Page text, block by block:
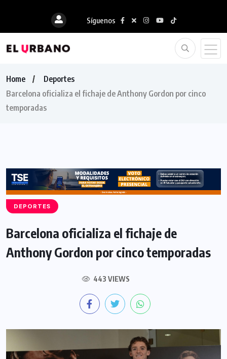
Síguenos
Home
Deportes
Barcelona oficializa el fichaje de Anthony Gordon por cinco
temporadas
DEPORTES
Barcelona oficializa el fichaje de
Anthony Gordon por cinco temporadas
443 VIEWS